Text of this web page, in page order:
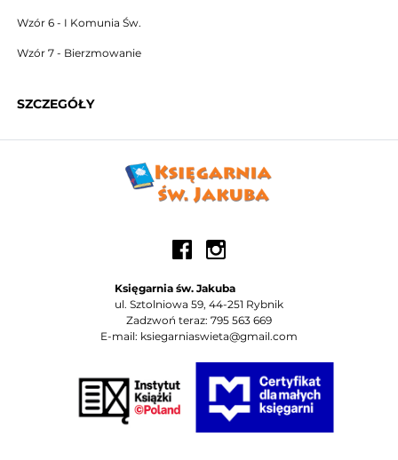
Wzór 6 - I Komunia Św.
Wzór 7 - Bierzmowanie
SZCZEGÓŁY
Księgarnia św. Jakuba
ul. Sztolniowa 59, 44-251 Rybnik
Zadzwoń teraz: 795 563 669
E-mail: ksiegarniaswieta@gmail.com